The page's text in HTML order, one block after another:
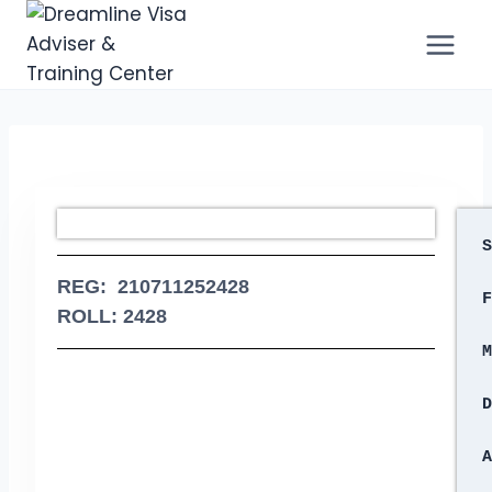
REG: 210711252428
ROLL: 2428